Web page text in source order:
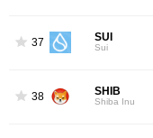
37 SUI
Sui
38 SHIB
Shiba Inu